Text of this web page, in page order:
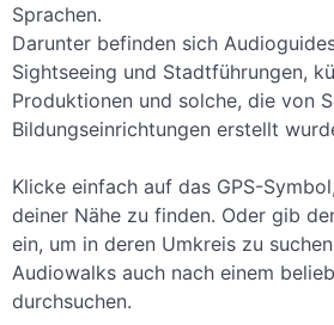
Sprachen.
Darunter befinden sich
Sightseeing und Stadtführungen,
Produktionen und solche, die von
Bildungseinrichtungen erstellt
Klicke einfach auf das GPS-
deiner Nähe zu finden. Oder gib
ein, um in deren Umkreis zu
Audiowalks auch nach einem
durchsuchen.